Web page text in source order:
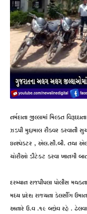
નર્મદાના જીલ્લામાં મિલ્કત
ઝડપી મુદ્દામાલ રીકવર
ઇન્સ્પેકટર , એલ.સી.બી. તથા
ચોરીઓ ડીટેક્ટ કરવા ખાનગી
દરમ્યાન રાજપીપલા પોલીસ
મધ્ય પ્રદેશ રાજયના કેલસીંગ
અનારે ઉ.વ .૧૯ બન્નેવ રહે .